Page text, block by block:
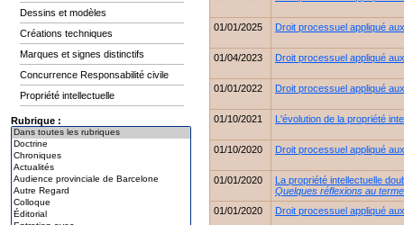
Dessins et modèles
Créations techniques
Marques et signes distinctifs
Concurrence Responsabilité civile
Propriété intellectuelle
Rubrique :
01/01/2025 Droit processuel appliqué
01/04/2023 Droit processuel appliqué
01/01/2022 Droit processuel appliqué
01/10/2021 L'évolution de la propriété
01/10/2020 Droit processuel appliqué
01/01/2020
La propriété intellectuelle
Quelques réflexions au
01/01/2020
Droit processuel appliqué